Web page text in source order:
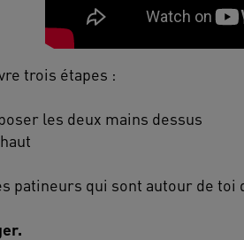
trois étapes :
les deux mains dessus
patineurs qui sont autour de toi